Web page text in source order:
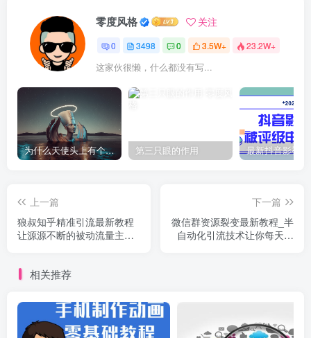
零度风格 关注
0 3498 0 3.5W+ 23.2W+
这家伙很懒，什么都没有写...
为什么天使头上有个圈？ 第三只眼的作用
上一篇
狼叔知乎精准引流最新教程
让源源不断的被动流量主动
下一篇
微信群资源裂变最新教程_半
自动化引流技术让你每天轻
相关推荐